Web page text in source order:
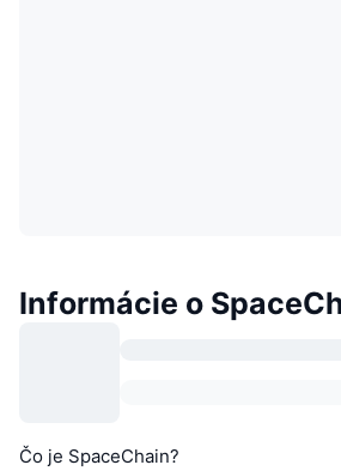
Informácie o
Čo je SpaceChain?